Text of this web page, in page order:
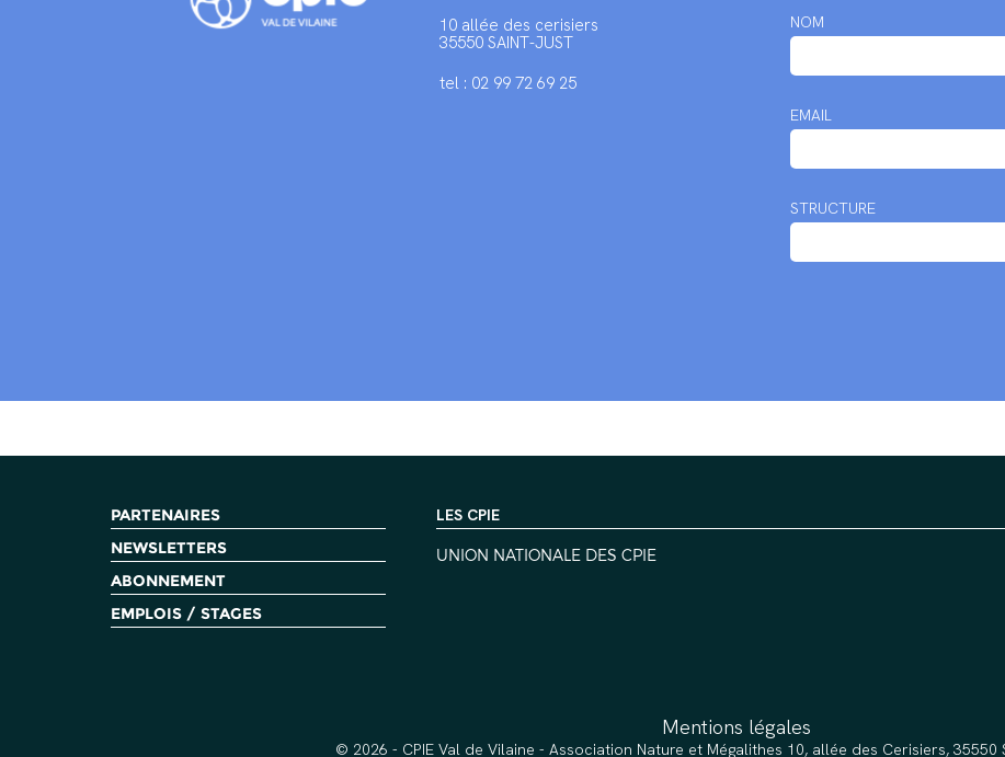
10 allée des cerisiers
35550 SAINT-JUST
tel : 02 99 72 69 25
NOM
EMAIL
STRUCTURE
PARTENAIRES
NEWSLETTERS
ABONNEMENT
EMPLOIS / STAGES
LES CPIE
UNION NATIONALE DES CPIE
Mentions légales
© 2026 - CPIE Val de Vilaine - Association Nature et Mégalithes 10, allée des Cerisiers, 35550